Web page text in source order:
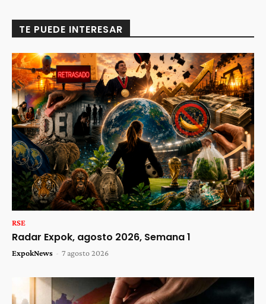
TE PUEDE INTERESAR
RSE
Radar Expok, agosto 2026, Semana 1
ExpokNews - 7 agosto 2026